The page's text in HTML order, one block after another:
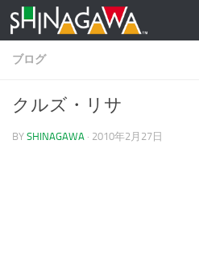
コンテンツへスキップ
ブログ
クルズ・リサ
BY SHINAGAWA · 2010年2月27日